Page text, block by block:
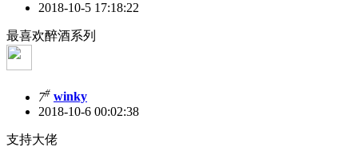
2018-10-5 17:18:22
最喜欢醉酒系列
7# winky
2018-10-6 00:02:38
支持大佬